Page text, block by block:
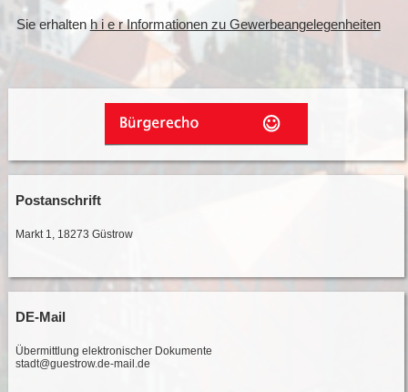
Sie erhalten h i e r Informationen zu Gewerbeangelegenheiten
Postanschrift
Markt 1, 18273 Güstrow
DE-Mail
Übermittlung elektronischer Dokumente
stadt@guestrow.de-mail.de